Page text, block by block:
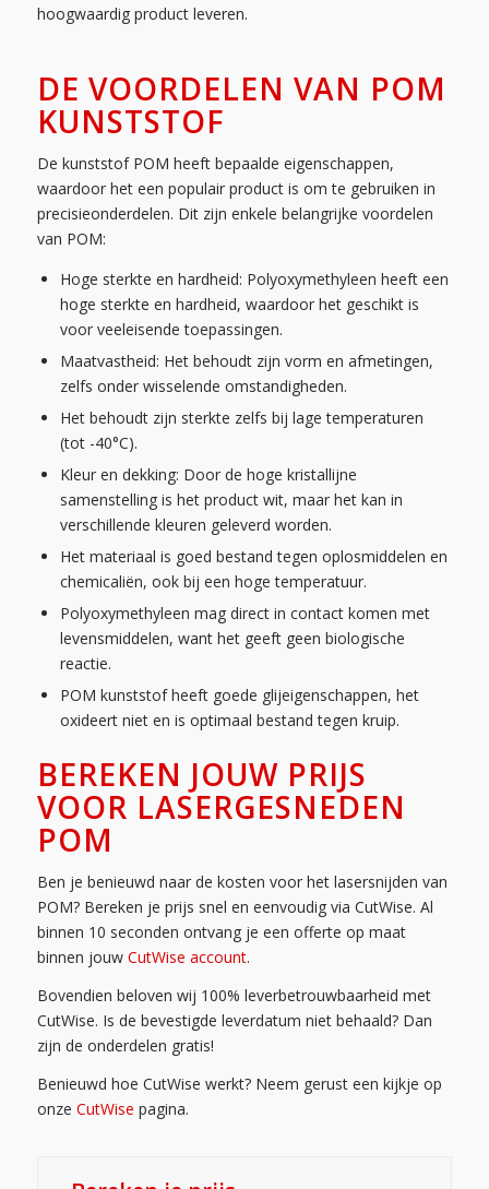
hoogwaardig product leveren.
DE VOORDELEN VAN POM
KUNSTSTOF
De kunststof POM heeft bepaalde eigenschappen,
waardoor het een populair product is om te gebruiken in
precisieonderdelen. Dit zijn enkele belangrijke voordelen
van POM:
Hoge sterkte en hardheid: Polyoxymethyleen heeft een
hoge sterkte en hardheid, waardoor het geschikt is
voor veeleisende toepassingen.
Maatvastheid: Het behoudt zijn vorm en afmetingen,
zelfs onder wisselende omstandigheden.
Het behoudt zijn sterkte zelfs bij lage temperaturen
(tot -40°C).
Kleur en dekking: Door de hoge kristallijne
samenstelling is het product wit, maar het kan in
verschillende kleuren geleverd worden.
Het materiaal is goed bestand tegen oplosmiddelen en
chemicaliën, ook bij een hoge temperatuur.
Polyoxymethyleen mag direct in contact komen met
levensmiddelen, want het geeft geen biologische
reactie.
POM kunststof heeft goede glijeigenschappen, het
oxideert niet en is optimaal bestand tegen kruip.
BEREKEN JOUW PRIJS
VOOR LASERGESNEDEN
POM
Ben je benieuwd naar de kosten voor het lasersnijden van
POM? Bereken je prijs snel en eenvoudig via CutWise. Al
binnen 10 seconden ontvang je een offerte op maat
binnen jouw CutWise account.
Bovendien beloven wij 100% leverbetrouwbaarheid met
CutWise. Is de bevestigde leverdatum niet behaald? Dan
zijn de onderdelen gratis!
Benieuwd hoe CutWise werkt? Neem gerust een kijkje op
onze CutWise pagina.